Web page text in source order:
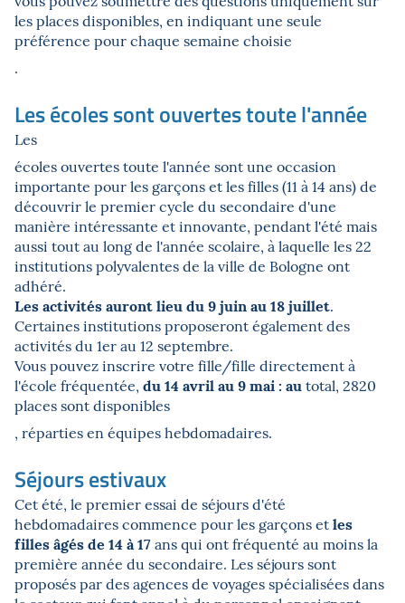
les places disponibles, en indiquant une seule
préférence pour chaque semaine choisie
.
Les écoles sont ouvertes toute l'année
Les
écoles ouvertes toute l'année sont une occasion
importante pour les garçons et les filles (11 à 14 ans) de
découvrir le premier cycle du secondaire d'une
manière intéressante et innovante, pendant l'été mais
aussi tout au long de l'année scolaire, à laquelle les 22
institutions polyvalentes de la ville de Bologne ont
adhéré.
Les activités auront lieu du 9 juin au 18 juillet.
Certaines institutions proposeront également des
activités du 1er au 12 septembre.
Vous pouvez inscrire votre fille/fille directement à
l'école fréquentée, du 14 avril au 9 mai : autotal, 2820
places sont disponibles
, réparties en équipes hebdomadaires.
Séjours estivaux
Cet été, le premier essai de séjours d'été
hebdomadaires commence pour les garçons etles
filles âgés de 14 à 17ans qui ont fréquenté au moins la
première année du secondaire. Les séjours sont
proposés par des agences de voyages spécialisées dans